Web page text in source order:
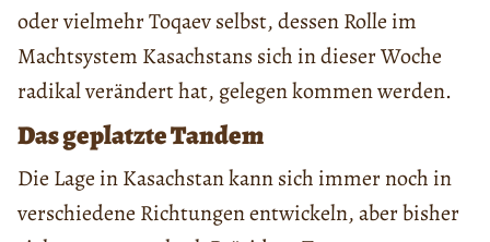
oder vielmehr Toqaev selbst, dessen Rolle im
Machtsystem Kasachstans sich in dieser Woche
radikal verändert hat, gelegen kommen werden.
Das geplatzte Tandem
Die Lage in Kasachstan kann sich immer noch in
verschiedene Richtungen entwickeln, aber bisher